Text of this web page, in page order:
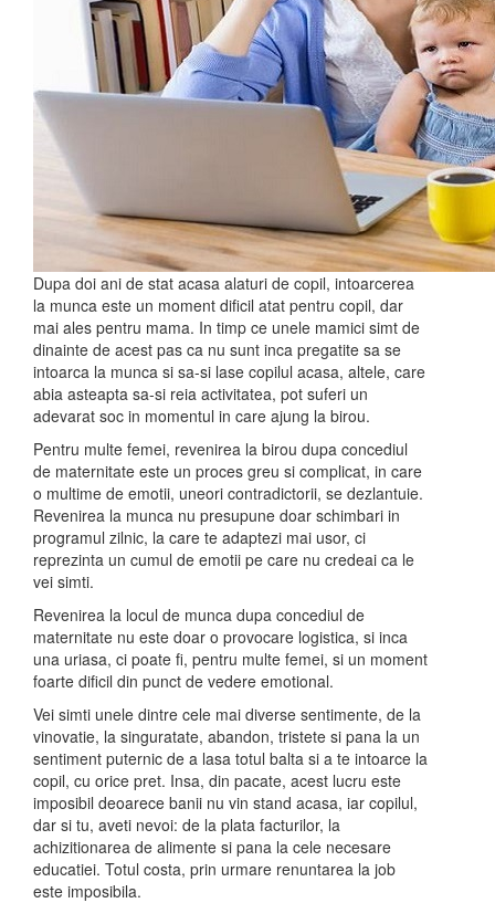
Dupa doi ani de stat acasa alaturi de copil, intoarcerea
la munca este un moment dificil atat pentru copil, dar
mai ales pentru mama. In timp ce unele mamici simt de
dinainte de acest pas ca nu sunt inca pregatite sa se
intoarca la munca si sa-si lase copilul acasa, altele, care
abia asteapta sa-si reia activitatea, pot suferi un
adevarat soc in momentul in care ajung la birou.
Pentru multe femei, revenirea la birou dupa concediul
de maternitate este un proces greu si complicat, in care
o multime de emotii, uneori contradictorii, se dezlantuie.
Revenirea la munca nu presupune doar schimbari in
programul zilnic, la care te adaptezi mai usor, ci
reprezinta un cumul de emotii pe care nu credeai ca le
vei simti.
Revenirea la locul de munca dupa concediul de
maternitate nu este doar o provocare logistica, si inca
una uriasa, ci poate fi, pentru multe femei, si un moment
foarte dificil din punct de vedere emotional.
Vei simti unele dintre cele mai diverse sentimente, de la
vinovatie, la singuratate, abandon, tristete si pana la un
sentiment puternic de a lasa totul balta si a te intoarce la
copil, cu orice pret. Insa, din pacate, acest lucru este
imposibil deoarece banii nu vin stand acasa, iar copilul,
dar si tu, aveti nevoi: de la plata facturilor, la
achizitionarea de alimente si pana la cele necesare
educatiei. Totul costa, prin urmare renuntarea la job
este imposibila.